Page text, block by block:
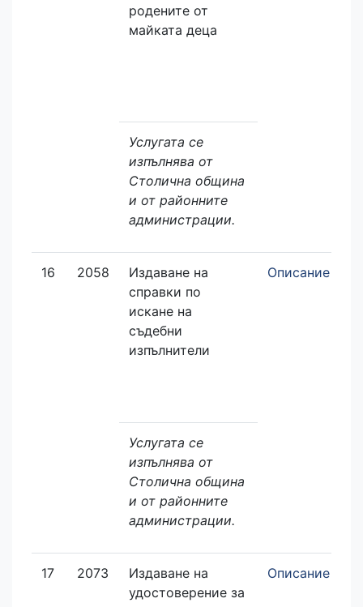
родените от
майката деца
Услугата се
изпълнява от
Столична община
и от районните
администрации.
16 2058
Издаване на
справки по
искане на
съдебни
изпълнители
Описание
Услугата се
изпълнява от
Столична община
и от районните
администрации.
17 2073
Издаване на
удостоверение за
Описание